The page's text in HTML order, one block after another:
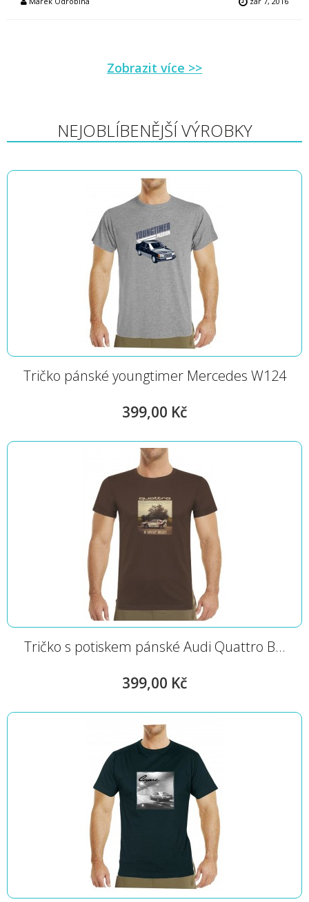
Zobrazit více >>
NEJOBLÍBENĚJŠÍ VÝROBKY
Tričko pánské youngtimer Mercedes W124
399,00 Kč
Tričko s potiskem pánské Audi Quattro B...
399,00 Kč